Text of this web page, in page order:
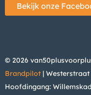
Bekijk onze
© 2026
Brandpilot | Westerstraat
Hoofdingang: